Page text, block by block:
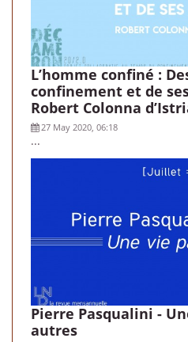
L’homme confiné :
confinement et de
Robert Colonna
27 May 2020, 06:18
...
Pierre Pasqualini -
autres